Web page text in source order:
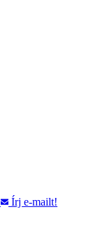
Írj e-mailt!